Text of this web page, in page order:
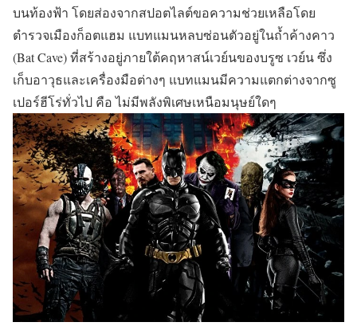
บนท้องฟ้า โดยส่องจากสปอตไลต์ขอความช่วยเหลือโดย
ตำรวจเมืองก็อตแฮม แบทแมนหลบซ่อนตัวอยู่ในถ้ำค้างคาว
(Bat Cave) ที่สร้างอยู่ภายใต้คฤหาสน์เวย์นของบรูซ เวย์น ซึ่ง
เก็บอาวุธและเครื่องมือต่างๆ แบทแมนมีความแตกต่างจากซู
เปอร์ฮีโร่ทั่วไป คือ ไม่มีพลังพิเศษเหนือมนุษย์ใดๆ